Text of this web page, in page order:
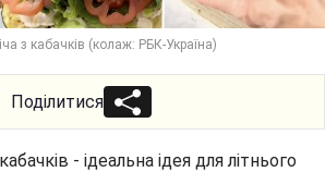
з кабачків (колаж: РБК-Україна)
Поділитися
- ідеальна ідея для літнього